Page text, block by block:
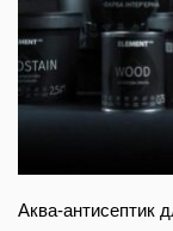
Аква-антисептик